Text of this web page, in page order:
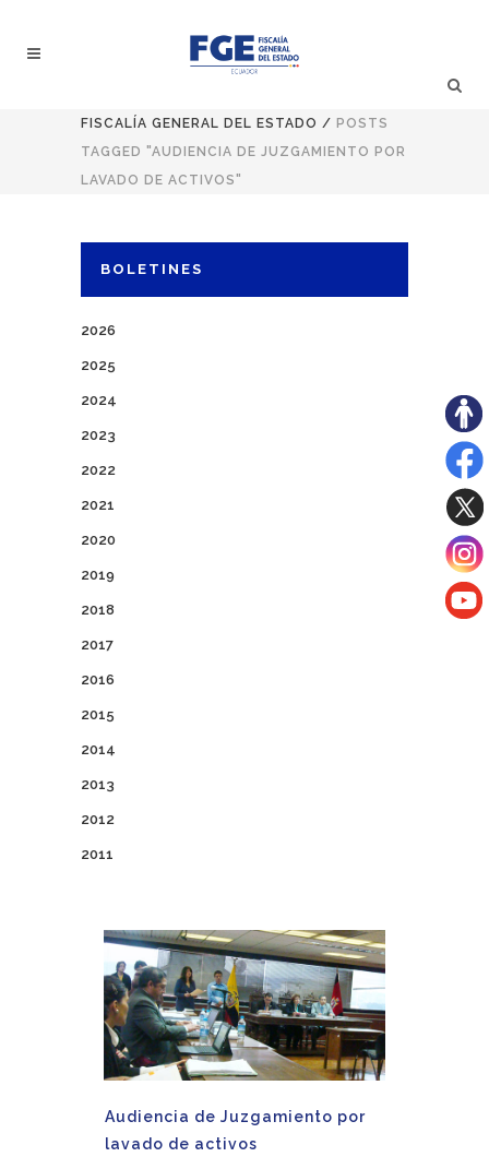
FISCALÍA GENERAL DEL ESTADO / POSTS
TAGGED "AUDIENCIA DE JUZGAMIENTO POR
LAVADO DE ACTIVOS"
BOLETINES
2026
2025
2024
2023
2022
2021
2020
2019
2018
2017
2016
2015
2014
2013
2012
2011
Audiencia de Juzgamiento por
lavado de activos